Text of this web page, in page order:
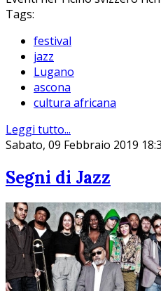
Tags:
festival
jazz
Lugano
ascona
cultura africana
Leggi tutto...
Sabato, 09 Febbraio 2019
Segni di Jazz